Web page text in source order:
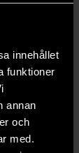
innehållet
funktioner
annan
och
med.